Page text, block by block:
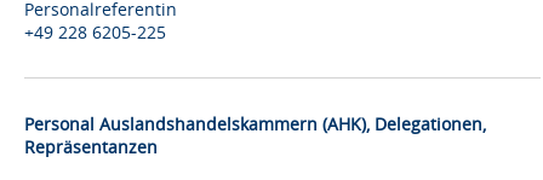
Personalreferentin
+49 228 6205-225
Personal Auslandshandelskammern (AHK), Delegationen,
Repräsentanzen